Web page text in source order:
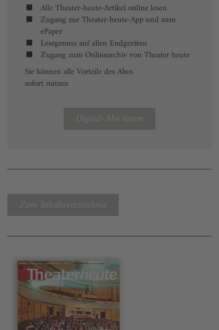
Alle Theater-heute-Artikel online lesen
Zugang zur Theater-heute-App und zum
ePaper
Lesegenuss auf allen Endgeräten
Zugang zum Onlinearchiv von Theater heute
Sie können alle Vorteile des Abos
sofort nutzen
Digital-Abo testen
Zum Inhaltsverzeichnis